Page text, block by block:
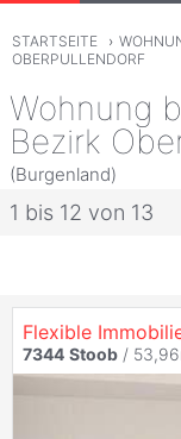
STARTSEITE ›
OBERPULLENDORF
Wohnung
Bezirk
(Burgenland)
1 bis 12 von 13
Flexible
7344 Stoob /